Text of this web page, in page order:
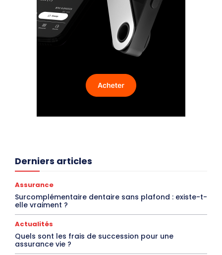
Derniers articles
Assurance
Surcomplémentaire dentaire sans plafond : existe-t-
elle vraiment ?
Actualités
Quels sont les frais de succession pour une
assurance vie ?